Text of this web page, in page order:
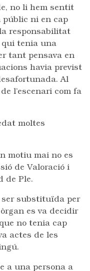
no li hem sentit
públic ni en cap
responsabilitat
qui tenia una
tant pensava en
havia previst
Al
l’escenari com fa
moltes
motiu mai no es
de Valoració i
de Ple.
ser substituïda per
es va decidir
no tenia cap
actes de les
a una persona a